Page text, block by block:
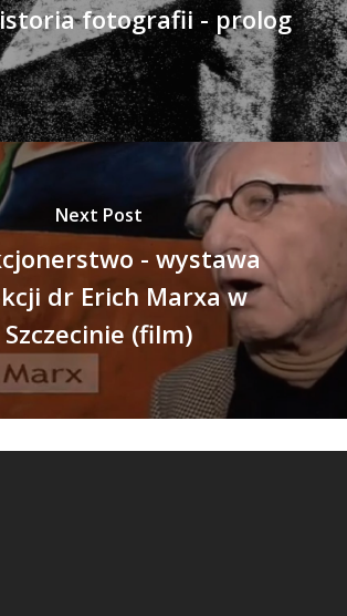
fotografii - prolog
Next Post
- wystawa
dr Erich Marxa w
Szczecinie (film)